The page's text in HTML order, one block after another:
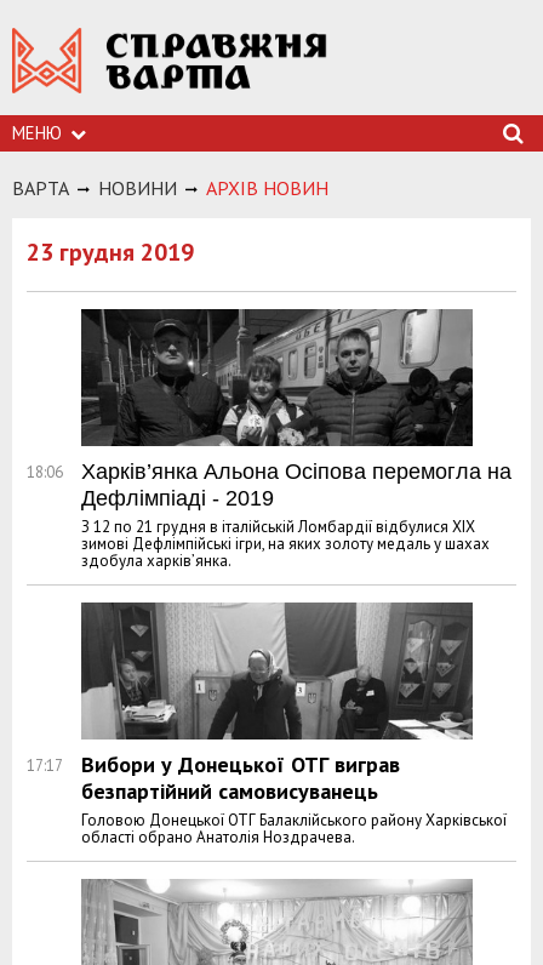
МЕНЮ
ВАРТА НОВИНИ АРХIВ НОВИН
23 грудня 2019
18:06
Харків’янка Альона Осіпова перемогла на
Дефлімпіаді - 2019
З 12 по 21 грудня в італійській Ломбардії відбулися ХІХ
зимові Дефлімпійські ігри, на яких золоту медаль у шахах
здобула харків’янка.
17:17
Вибори у Донецької ОТГ виграв
безпартійний самовисуванець
Головою Донецької ОТГ Балаклійського району Харківської
області обрано Анатолія Ноздрачева.